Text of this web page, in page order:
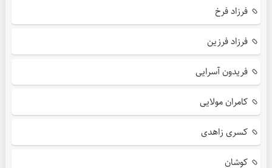
فرزاد فرخ
فرزاد فرزین
فریدون آسرایی
کامران مولایی
کسری زاهدی
کوشان